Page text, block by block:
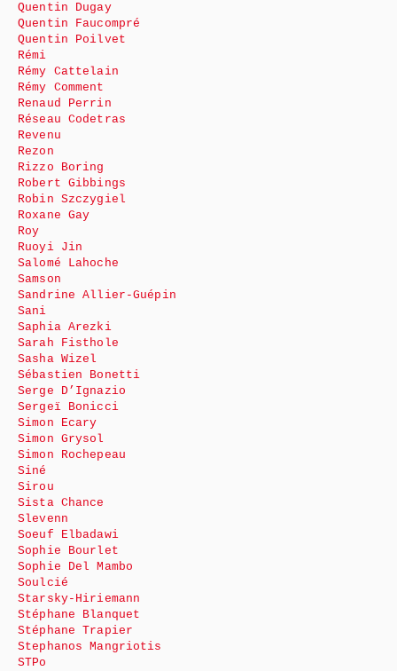
Quentin Dugay
Quentin Faucompré
Quentin Poilvet
Rémi
Rémy Cattelain
Rémy Comment
Renaud Perrin
Réseau Codetras
Revenu
Rezon
Rizzo Boring
Robert Gibbings
Robin Szczygiel
Roxane Gay
Roy
Ruoyi Jin
Salomé Lahoche
Samson
Sandrine Allier-Guépin
Sani
Saphia Arezki
Sarah Fisthole
Sasha Wizel
Sébastien Bonetti
Serge D’Ignazio
Sergeï Bonicci
Simon Ecary
Simon Grysol
Simon Rochepeau
Siné
Sirou
Sista Chance
Slevenn
Soeuf Elbadawi
Sophie Bourlet
Sophie Del Mambo
Soulcié
Starsky-Hiriemann
Stéphane Blanquet
Stéphane Trapier
Stephanos Mangriotis
STPo